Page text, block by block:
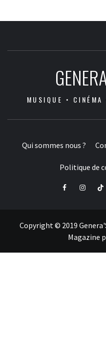
MUSIQUE •
Qui sommes nous ?
Politique de
FacebookInstagram
Copyright © 2019
Magazine